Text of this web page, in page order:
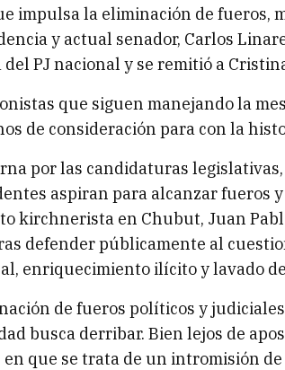
impulsa la eliminación de fueros,
y actual senador, Carlos
PJ nacional y se remitió a
que siguen manejando la
de consideración para con la
por las candidaturas
aspiran para alcanzar fueros
kirchnerista en Chubut, Juan
defender públicamente al
enriquecimiento ilícito y lavado
de fueros políticos y
busca derribar. Bien lejos de
que se trata de un intromisión de